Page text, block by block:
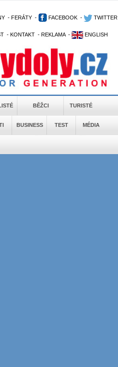
- FERÁTY - FACEBOOK - TWITTER
- KONTAKT - REKLAMA - ENGLISH
BĚŽCI TURISTÉ
BUSINESS TEST MÉDIA